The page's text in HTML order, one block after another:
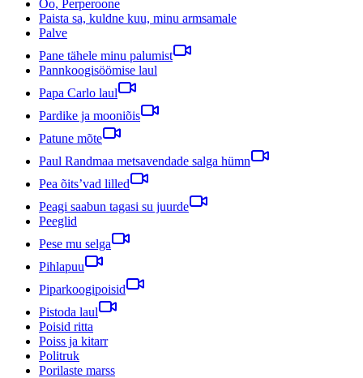
Oo, Perperoone
Paista sa, kuldne kuu, minu armsamale
Palve
Pane tähele minu palumist
Pannkoogisöömise laul
Papa Carlo laul
Pardike ja mooniõis
Patune mõte
Paul Randmaa metsavendade salga hümn
Pea õits’vad lilled
Peagi saabun tagasi su juurde
Peeglid
Pese mu selga
Pihlapuu
Piparkoogipoisid
Pistoda laul
Poisid ritta
Poiss ja kitarr
Politruk
Porilaste marss